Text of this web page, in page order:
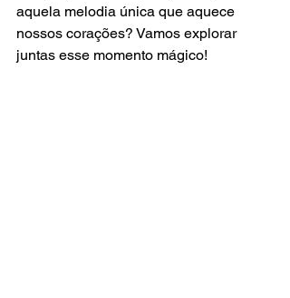
aquela melodia única que aquece
nossos corações? Vamos explorar
juntas esse momento mágico!